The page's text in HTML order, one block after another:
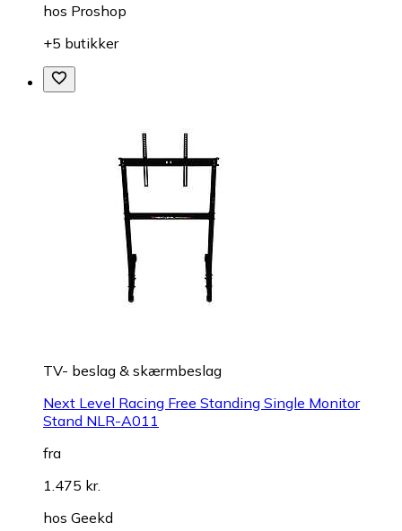
hos Proshop
+5 butikker
TV- beslag & skærmbeslag
Next Level Racing Free Standing Single Monitor
Stand NLR-A011
fra
1.475 kr.
hos Geekd